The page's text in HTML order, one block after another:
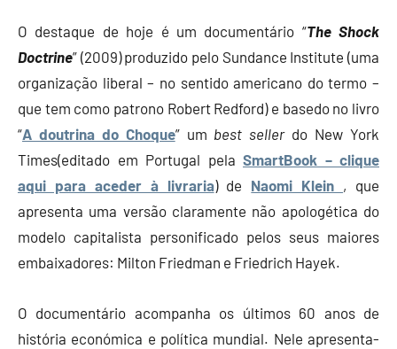
Finanças
O destaque de hoje é um documentário “The Shock
Doctrine” (2009) produzido pelo Sundance Institute (uma
organização liberal – no sentido americano do termo –
que tem como patrono Robert Redford) e basedo no livro
“A doutrina do Choque” um best sellerdo New York
Times(editado em Portugal pela SmartBook – clique
aqui para aceder à livraria) de Naomi Klein , que
apresenta uma versão claramente não apologética do
modelo capitalista personificado pelos seus maiores
embaixadores: Milton Friedman e Friedrich Hayek.
O documentário acompanha os últimos 60 anos de
história económica e política mundial. Nele apresenta-